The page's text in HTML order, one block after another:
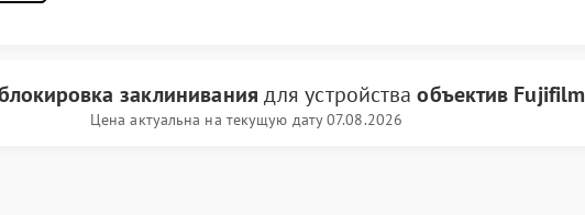
заклинивания для устройстваобъектив Fujifilm
Цена актуальна на текущую дату 07.08.2026